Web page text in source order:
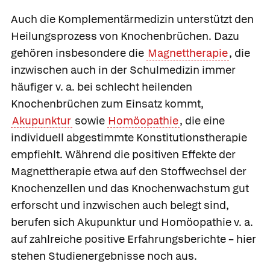
Auch die Komplementärmedizin unterstützt den
Heilungsprozess von Knochenbrüchen. Dazu
gehören insbesondere die Magnettherapie, die
inzwischen auch in der Schulmedizin immer
häufiger v. a. bei schlecht heilenden
Knochenbrüchen zum Einsatz kommt,
Akupunktur sowie Homöopathie, die eine
individuell abgestimmte Konstitutionstherapie
empfiehlt. Während die positiven Effekte der
Magnettherapie etwa auf den Stoffwechsel der
Knochenzellen und das Knochenwachstum gut
erforscht und inzwischen auch belegt sind,
berufen sich Akupunktur und Homöopathie v. a.
auf zahlreiche positive Erfahrungsberichte – hier
stehen Studienergebnisse noch aus.